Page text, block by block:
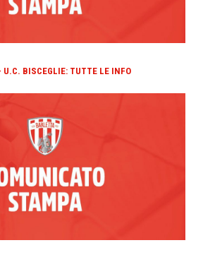
BISCEGLIE: TUTTE LE INFO